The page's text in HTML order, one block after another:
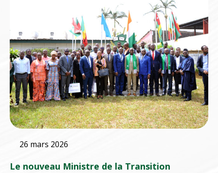
26 mars 2026
Le nouveau Ministre de la Transition